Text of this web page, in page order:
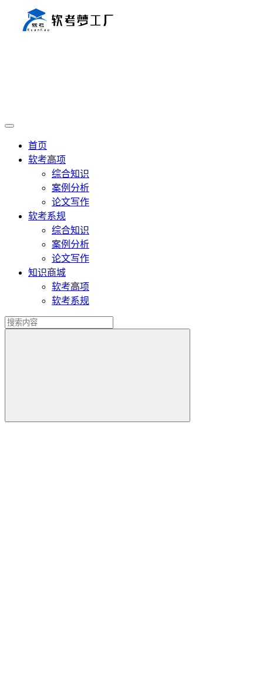
首页
软考高项
综合知识
案例分析
论文写作
软考系规
综合知识
案例分析
论文写作
知识商城
软考高项
软考系规